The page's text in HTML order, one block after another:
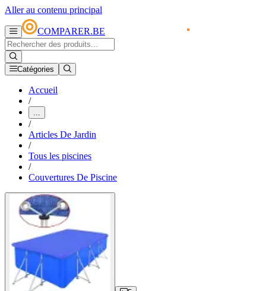
Aller au contenu principal
COMPARER.BE
Catégories
Accueil
/
...
/
Articles De Jardin
/
Tous les piscines
/
Couvertures De Piscine